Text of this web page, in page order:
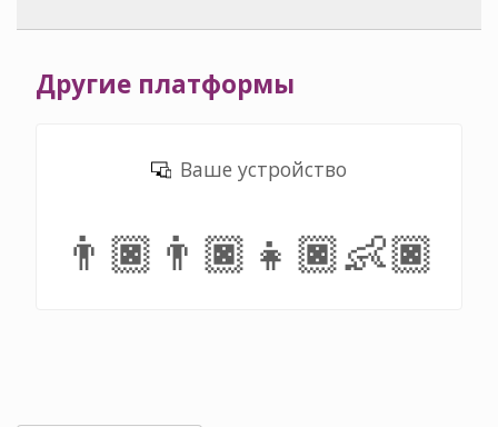
Другие платформы
Ваше устройство
👨🏿‍👨🏿‍👧🏿‍👶🏿